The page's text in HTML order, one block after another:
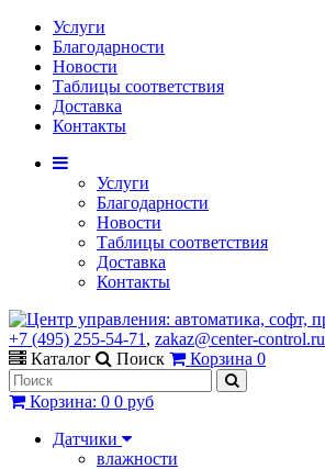
Услуги
Благодарности
Новости
Таблицы соответствия
Доставка
Контакты
Услуги
Благодарности
Новости
Таблицы соответствия
Доставка
Контакты
+7 (495) 255-54-71 , zakaz@center-control.ru
Каталог
Поиск Корзина 0
Корзина: 0 0 руб
Датчики
влажности